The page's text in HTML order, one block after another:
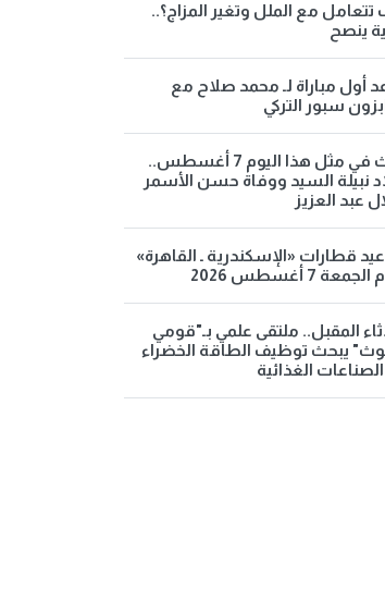
تتعامل مع الملل وتغير المزاج؟..
ينصح
أول مباراة لـ محمد صلاح مع
سبور التركي
حدث في مثل هذا اليوم 7 أغسطس..
نبيلة السيد ووفاة حسن الأسمر
عبد العزيز
قطارات «الإسكندرية ـ القاهرة»
7 أغسطس 2026
المقبل.. ملتقى علمي بـ"قومي
يبحث توظيف الطاقة الخضراء
الغذائية